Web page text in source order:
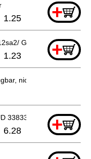
+
1.25
G13yb1/g13v/g13yd
+
1.23
nicht bestellbar
338332) +
6.28